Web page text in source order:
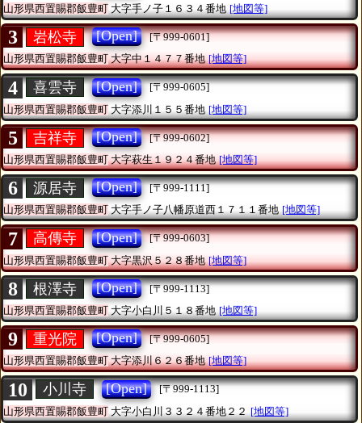
山形県西置賜郡飯豊町大字手ノ子１６３４番地 [地図等]
3 岩松寺 [Open]
[〒999-0601]
山形県西置賜郡飯豊町大字中１４７７番地 [地図等]
4 喜雲寺 [Open]
[〒999-0605]
山形県西置賜郡飯豊町 大字添川１５５番地 [地図等]
5 吉祥寺 [Open]
[〒999-0602]
山形県西置賜郡飯豊町大字萩生１９２４番地 [地図等]
6 源居寺 [Open]
[〒999-1111]
山形県西置賜郡飯豊町大字手ノ子八幡原道西１７１１番地 [地図等]
7 高傳寺 [Open]
[〒999-0603]
山形県西置賜郡飯豊町大字黒沢５２８番地 [地図等]
8 根澤寺 [Open]
[〒999-1113]
山形県西置賜郡飯豊町大字小白川５１８番地 [地図等]
9 重光院 [Open]
[〒999-0605]
山形県西置賜郡飯豊町大字添川６２６番地 [地図等]
10 小川寺 [Open]
[〒999-1113]
山形県西置賜郡飯豊町 大字小白川３３２４番地２２ [地図等]